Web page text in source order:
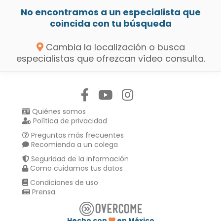
No encontramos a un especialista que
coincida con tu búsqueda
Cambia la localización o busca
especialistas que ofrezcan vídeo consulta.
Quiénes somos
Política de privacidad
Preguntas más frecuentes
Recomienda a un colega
Seguridad de la información
Como cuidamos tus datos
Condiciones de uso
Prensa